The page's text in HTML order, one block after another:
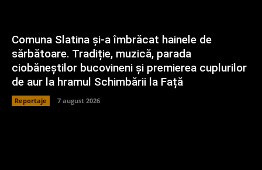
Comuna Slatina și-a îmbrăcat hainele de
sărbătoare. Tradiție, muzică, parada
ciobăneștilor bucovineni și premierea cuplurilor
de aur la hramul Schimbării la Față
Reportaje 7 august 2026